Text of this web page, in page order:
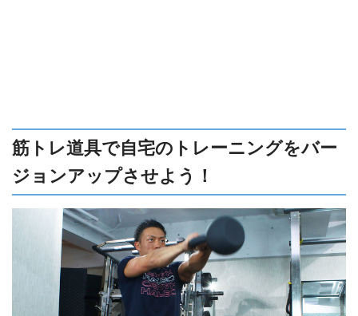
筋トレ道具で自宅のトレーニングをバー
ジョンアップさせよう！